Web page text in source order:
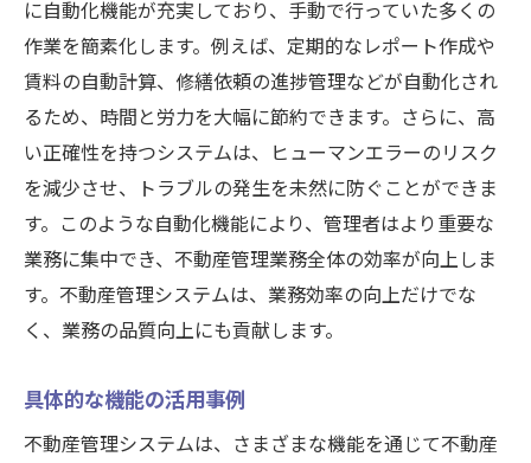
に自動化機能が充実しており、手動で行っていた多くの
作業を簡素化します。例えば、定期的なレポート作成や
賃料の自動計算、修繕依頼の進捗管理などが自動化され
るため、時間と労力を大幅に節約できます。さらに、高
い正確性を持つシステムは、ヒューマンエラーのリスク
を減少させ、トラブルの発生を未然に防ぐことができま
す。このような自動化機能により、管理者はより重要な
業務に集中でき、不動産管理業務全体の効率が向上しま
す。不動産管理システムは、業務効率の向上だけでな
く、業務の品質向上にも貢献します。
具体的な機能の活用事例
不動産管理システムは、さまざまな機能を通じて不動産